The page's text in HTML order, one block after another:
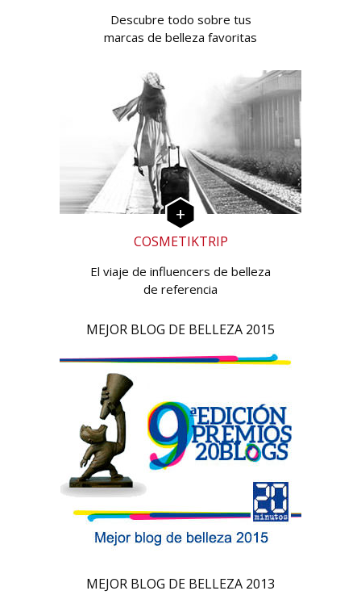
Descubre todo sobre tus
marcas de belleza favoritas
COSMETIKTRIP
El viaje de influencers de belleza
de referencia
MEJOR BLOG DE BELLEZA 2015
MEJOR BLOG DE BELLEZA 2013